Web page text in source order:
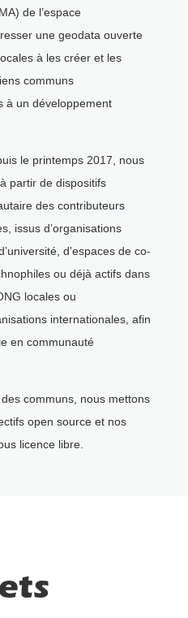
de l’espace
une geodata ouverte
à les créer et les
communs
à un développement
le printemps 2017, nous
partir de dispositifs
des contributeurs
issus d’organisations
d’espaces de co-
ou déjà actifs dans
locales ou
internationales, afin
en communauté
communs, nous mettons
open source et nos
licence libre.